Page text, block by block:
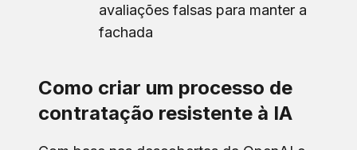
avaliações falsas para manter a
fachada
Como criar um processo de
contratação resistente à IA